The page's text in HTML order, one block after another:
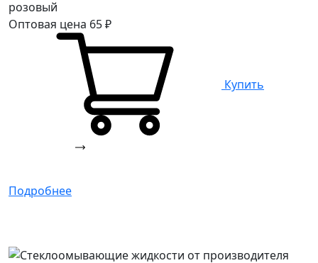
розовый
Оптовая цена 65₽
Купить
Подробнее